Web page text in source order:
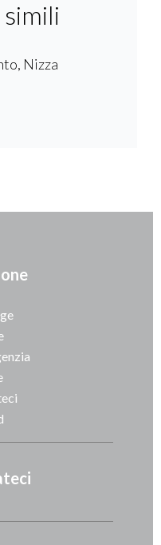
Nizza